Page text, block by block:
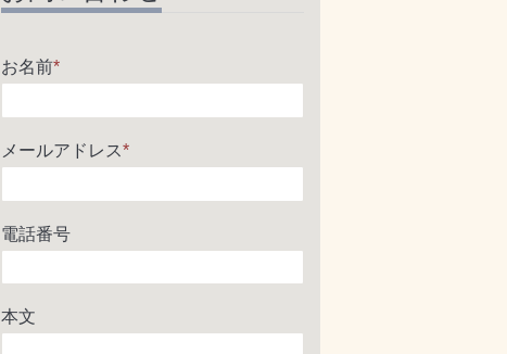
お名前*
メールアドレス*
電話番号
本文